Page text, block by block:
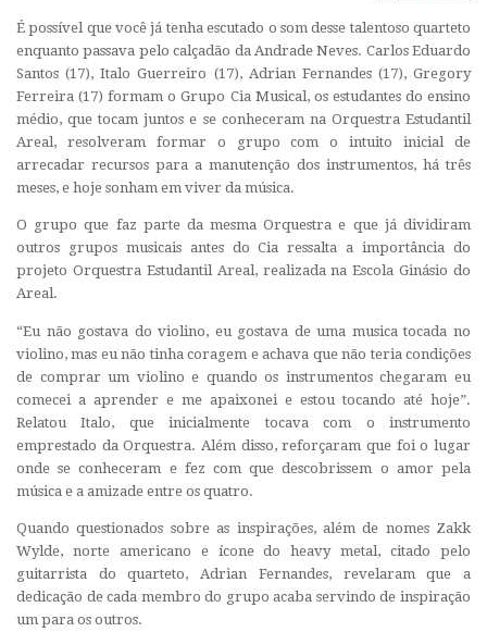
É possível que você já tenha escutado o som desse talentoso quarteto
enquanto passava pelo calçadão da Andrade Neves. Carlos Eduardo
Santos (17), Italo Guerreiro (17), Adrian Fernandes (17), Gregory
Ferreira (17) formam o Grupo Cia Musical, os estudantes do ensino
médio, que tocam juntos e se conheceram na Orquestra Estudantil
Areal, resolveram formar o grupo com o intuito inicial de
arrecadar recursos para a manutenção dos instrumentos, há três
meses, e hoje sonham em viver da música.
O grupo que faz parte da mesma Orquestra e que já dividiram
outros grupos musicais antes do Cia ressalta a importância do
projeto Orquestra Estudantil Areal, realizada na Escola Ginásio do
Areal.
“Eu não gostava do violino, eu gostava de uma musica tocada no
violino, mas eu não tinha coragem e achava que não teria condições
de comprar um violino e quando os instrumentos chegaram eu
comecei a aprender e me apaixonei e estou tocando até hoje”.
Relatou Italo, que inicialmente tocava com o instrumento
emprestado da Orquestra. Além disso, reforçaram que foi o lugar
onde se conheceram e fez com que descobrissem o amor pela
música e a amizade entre os quatro.
Quando questionados sobre as inspirações, além de nomes Zakk
Wylde, norte americano e ícone do heavy metal, citado pelo
guitarrista do quarteto, Adrian Fernandes, revelaram que a
dedicação de cada membro do grupo acaba servindo de inspiração
um para os outros.